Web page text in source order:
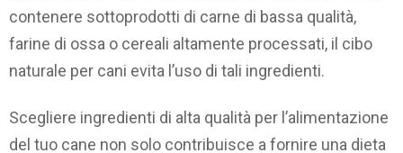
contenere sottoprodotti di carne di bassa qualità,
farine di ossa o cereali altamente processati, il cibo
naturale per cani evita l’uso di tali ingredienti.
Scegliere ingredienti di alta qualità per l’alimentazione
del tuo cane non solo contribuisce a fornire una dieta